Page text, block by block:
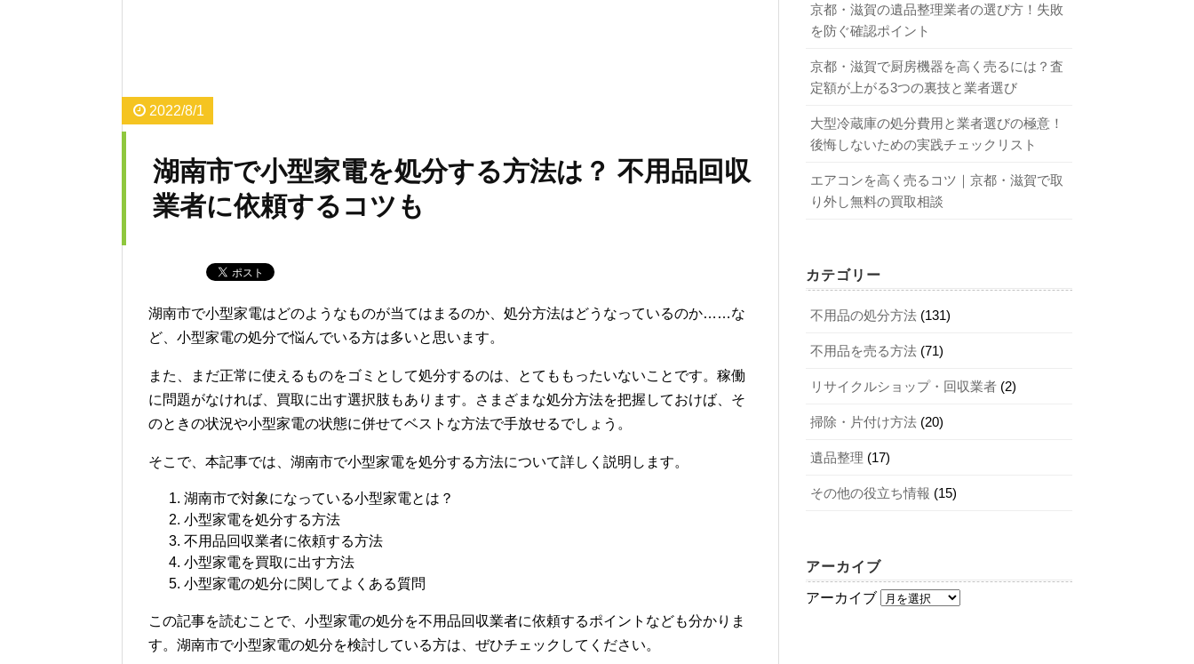
2022/8/1
湖南市で小型家電を処分する方法は？ 不用品回収
業者に依頼するコツも
湖南市で小型家電はどのようなものが当てはまるのか、処分方法はどうなっているのか……な
ど、小型家電の処分で悩んでいる方は多いと思います。
また、まだ正常に使えるものをゴミとして処分するのは、とてももったいないことです。稼働
に問題がなければ、買取に出す選択肢もあります。さまざまな処分方法を把握しておけば、そ
のときの状況や小型家電の状態に併せてベストな方法で手放せるでしょう。
そこで、本記事では、湖南市で小型家電を処分する方法について詳しく説明します。
湖南市で対象になっている小型家電とは？
小型家電を処分する方法
不用品回収業者に依頼する方法
小型家電を買取に出す方法
小型家電の処分に関してよくある質問
この記事を読むことで、小型家電の処分を不用品回収業者に依頼するポイントなども分かりま
す。湖南市で小型家電の処分を検討している方は、ぜひチェックしてください。
京都・滋賀の遺品整理業者の選び方！失敗
を防ぐ確認ポイント
京都・滋賀で厨房機器を高く売るには？査
定額が上がる3つの裏技と業者選び
大型冷蔵庫の処分費用と業者選びの極意！
後悔しないための実践チェックリスト
エアコンを高く売るコツ｜京都・滋賀で取
り外し無料の買取相談
カテゴリー
不用品の処分方法 (131)
不用品を売る方法 (71)
リサイクルショップ・回収業者 (2)
掃除・片付け方法 (20)
遺品整理 (17)
その他の役立ち情報 (15)
アーカイブ
アーカイブ